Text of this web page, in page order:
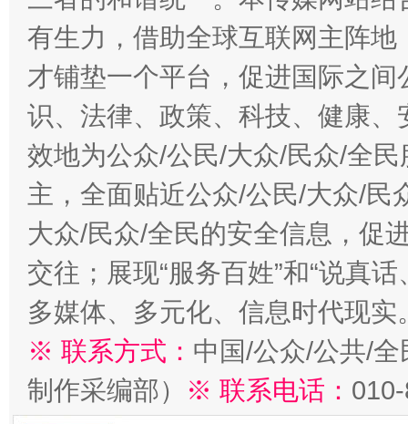
漫山遍野的桃花与雪山、麦地、白藏房 除
招工难、用工荒背后
有生力，借助全球互联网主阵
才铺垫一个平台，促进国际之
识、法律、政策、科技、健康
效地为公众/公民/大众/民众/全
主，全面贴近公众/公民/大众/民
大众/民众/全民的安全信息，促
交往；展现“服务百姓”和“说真
多媒体、多元化、信息时代现实
※ 联系方式： 中国/公众/公共/
制作采编部）
※ 联系电话：